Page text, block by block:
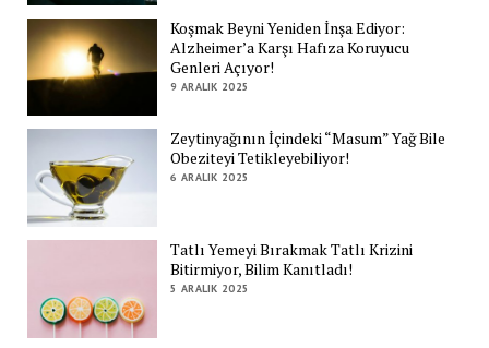
Koşmak Beyni Yeniden İnşa Ediyor:
Alzheimer’a Karşı Hafıza Koruyucu
Genleri Açıyor!
9 ARALIK 2025
Zeytinyağının İçindeki “Masum” Yağ Bile
Obeziteyi Tetikleyebiliyor!
6 ARALIK 2025
Tatlı Yemeyi Bırakmak Tatlı Krizini
Bitirmiyor, Bilim Kanıtladı!
5 ARALIK 2025